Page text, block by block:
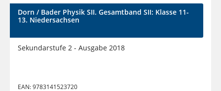
Dorn / Bader Physik SII. Gesamtband SII: Klasse 11-
13. Niedersachsen
Sekundarstufe 2 - Ausgabe 2018
EAN:9783141523720